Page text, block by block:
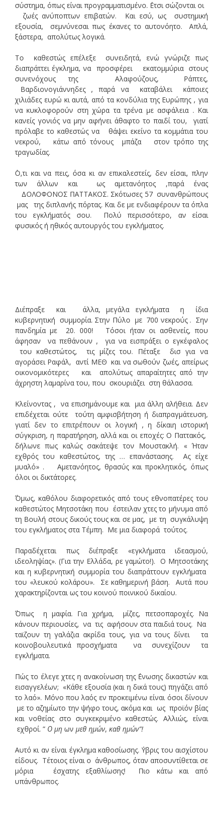
σύστημα, όπως είναι προγραμματισμένο. ΄Ετσι σώζονται οι
ζωές ανύποπτων επιβατών. Και εσύ, ως συστημική
εξουσία, σεμνύνεσαι πως έκανες το αυτονόητο. Απλά,
ξάστερα, απολύτως λογικά.
Το καθεστώς επέλεξε συνειδητά, ενώ γνώριζε πως
διαπράττει έγκλημα, να προσφέρει εκατομμύρια στους
συνενόχους της Αλαφούζους, Ράπτες,
Βαρδιονογιάννηδες , παρά να καταβάλει κάποιες
χιλιάδες ευρώ κι αυτά, από τα κονδύλια της Ευρώπης , για
να κυκλοφορούν στη χώρα τα τρένα με ασφάλεια . Και
κανείς γονιός να μην αφήνει άθαφτο το παιδί του, γιατί
πρόλαβε το καθεστώς να θάψει εκείνο τα κομμάτια του
νεκρού, κάτω από τόνους μπάζα στον τρόπο της
τραγωδίας.
΄Ο,τι και να πεις, όσα κι αν επικαλεστείς, δεν είσαι, πλην
των άλλων και ως αμετανόητος ,παρά ένας
ΔΟΛΟΦΟΝΟΣ ΠΑΤΤΑΚΟΣ. Σκότωσες 57 συνανθρώπους
μας της διπλανής πόρτας. Και δε με ενδιαφέρουν τα όπλα
του εγκλήματός σου. Πολύ περισσότερο, αν είσαι
φυσικός ή ηθικός αυτουργός του εγκλήματος.
Διέπραξε και άλλα, μεγάλα εγκλήματα η ίδια
κυβερνητική συμμορία. Στην Πύλο με 700 νεκρούς . Σην
πανδημία με 20. 000! Τόσοι ήταν οι ασθενείς, που
άφησαν να πεθάνουν , για να εισπράξει ο εγκέφαλος
του καθεστώτος, τις μίζες του. Πέταξε δισ για να
αγοράσει Ραφάλ, αντί ΜΕΘ και να σωθούν ζωές, απείρως
οικονομικότερες και απολύτως απαραίτητες από την
άχρηστη λαμαρίνα του, που σκουριάζει στη θάλασσα.
Κλείνοντας , να επισημάνουμε και μια άλλη αλήθεια. Δεν
επιδέχεται ούτε τούτη αμφισβήτηση ή διαπραγμάτευση,
γιατί δεν το επιτρέπουν οι λογική , η δίκαιη ιστορική
σύγκριση, η παρατήρηση, αλλά και οι εποχές: Ο Παττακός,
δήλωνε πως καλώς σακάτεψε τον Μουστακλή. « Ήταν
εχθρός του καθεστώτος, της … επανάστασης. Ας είχε
μυαλό» . Αμετανόητος, θρασύς και προκλητικός, όπως
όλοι οι δικτάτορες.
΄Όμως, καθόλου διαφορετικός από τους εθνοπατέρες του
καθεστώτος Μητσοτάκη που έστειλαν χτες το μήνυμα από
τη Βουλή στους δικούς τους και σε μας, με τη συγκάλυψη
του εγκλήματος στα Τέμπη. Με μια διαφορά τούτος.
Παραδέχεται πως διέπραξε «εγκλήματα ιδεασμού,
ιδεοληψίας». (Για την Ελλάδα, ρε γαμώτο!). Ο Μητσοτάκης
και η κυβερνητική συμμορία του διαπράττουν εγκλήματα
του «λευκού κολάρου». Σε καθημερινή βάση. Αυτά που
χαρακτηρίζονται ως του κοινού ποινικού δικαίου.
΄Όπως η μαφία. Για χρήμα, μίζες, πετσοπαροχές. Να
κάνουν περιουσίες, να τις αφήσουν στα παιδιά τους. Να
ταϊζουν τη γαλάζια ακρίδα τους, για να τους δίνει τα
κοινοβουλευτικά προσχήματα να συνεχίζουν τα
εγκλήματα.
Πώς το έλεγε χτες η ανακοίνωση της ΄Ενωσης δικαστών και
εισαγγελέων; «Κάθε εξουσία (και η δικά τους) πηγάζει από
το λαό». Μόνο που λαός εν προκειμένω είναι όσοι δίνουν
με το αζημίωτο την ψήφο τους, ακόμα και ως προϊόν βίας
και νοθείας στο συγκεκριμένο καθεστώς. Αλλιώς, είναι
εχθροί. ” Ο μη ων μεθ ημών, καθ ημών”!
Αυτό κι αν είναι έγκλημα καθοσίωσης. ΄Υβρις του αισχίστου
είδους. Τέτοιος είναι ο άνθρωπος, όταν αποσυντίθεται σε
μόρια έσχατης εξαθλίωσης! Πιο κάτω και από
υπάνθρωπος.